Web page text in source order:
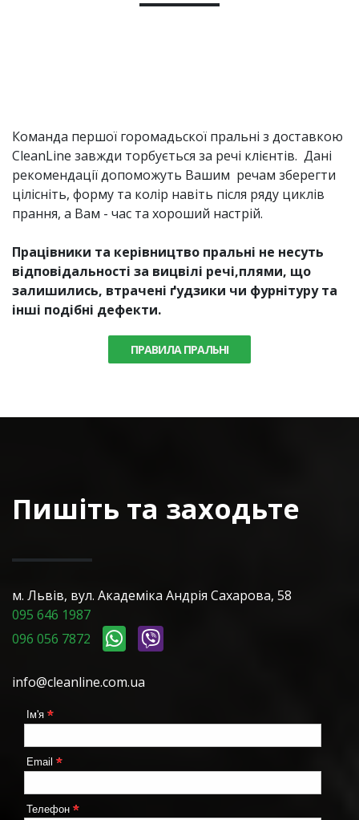
Команда першої горомадьскої пральні з доставкою
CleanLine завжди торбується за речі клієнтів. Дані
рекомендації допоможуть Вашим речам зберегти
цілісніть, форму та колір навіть після ряду циклів
прання, а Вам - час та хороший настрій.
Працівники та керівництво пральні не несуть
відповідальності за вицвілі речі,плями, що
залишились, втрачені ґудзики чи фурнітуру та
інші подібні дефекти.
ПРАВИЛА ПРАЛЬНІ
Пишіть та заходьте
м. Львів, вул. Академіка Андрія Сахарова, 58
095 646 1987
096 056 7872
info@cleanline.com.ua
Ім'я *
Email *
Телефон *